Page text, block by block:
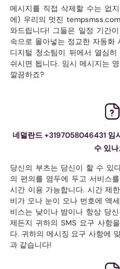
메시지를 직접 삭제할 수는 없
에) 우리의 멋진
와드립니다! 그들은 일정 기간
속으로 몰아넣는 정교한 자동화
디지털 청소팀이 뒤에서 열심
쉬시면 됩니다. 임시 메시지는
깔끔하죠?
네덜란드 +3197058046431 임
수 있
당신의 부츠는 당신이 할 수 있
의 편의를 염두에 두고 서비스
시간 이용 가능합니다. 시간 제
비가 오나 눈이 오나 번호에 액
비스는 낮이나 밤이나 항상 당
제든지 귀하의 SMS 요구 사항
다. 귀하의 메시징 요구 사항에
과 같습니다!